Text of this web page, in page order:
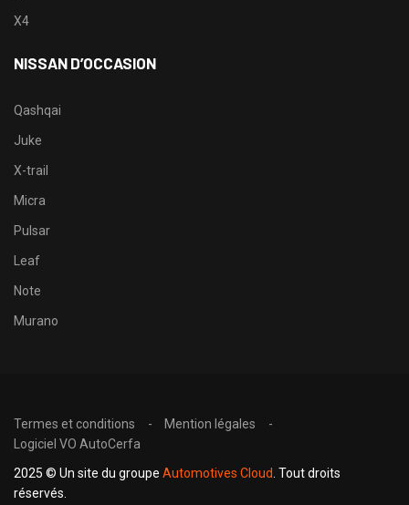
X4
NISSAN D’OCCASION
Qashqai
Juke
X-trail
Micra
Pulsar
Leaf
Note
Murano
Termes et conditions
Mention légales
Logiciel VO AutoCerfa
2025 © Un site du groupe Automotives Cloud. Tout droits
réservés.